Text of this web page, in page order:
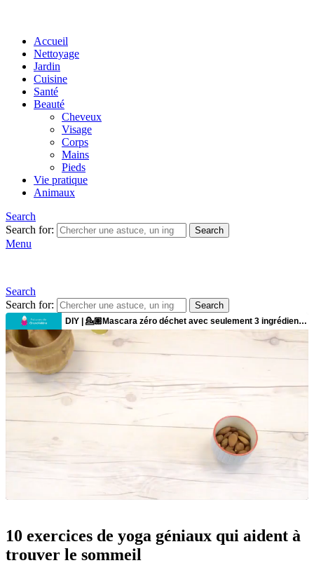
Accueil
Nettoyage
Jardin
Cuisine
Santé
Beauté
Cheveux
Visage
Corps
Mains
Pieds
Vie pratique
Animaux
Search
Search for:
Search
Menu
Search
Search for:
Search
10 exercices de yoga géniaux qui aident à
trouver le sommeil